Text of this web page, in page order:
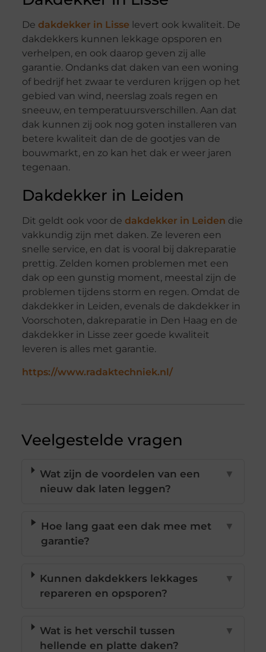
De dakdekker in Lisse levert ook kwaliteit. De
dakdekkers kunnen lekkage opsporen en
verhelpen, en ook daarop geven zij alle
garantie. Ondanks dat daken van een woning
of bedrijf het zwaar te verduren krijgen op het
gebied van wind, neerslag zoals regen en
sneeuw, en temperatuursverschillen. Aan dat
dak kunnen zij ook nog goten installeren van
betere kwaliteit dan de de gootjes van de
bouwmarkt, en zo kan het dak er weer jaren
tegenaan.
Dakdekker in Leiden
Dit geldt ook voor de dakdekker in Leiden die
vakkundig zijn met daken. Ze leveren een
snelle service, en dat is vooral bij dakreparatie
prettig. Zelden komen problemen met een
dak op een gunstig moment, meestal zijn de
problemen tijdens storm en regen. Omdat de
dakdekker in Leiden, evenals de dakdekker in
Voorschoten, dakreparatie in Den Haag en de
dakdekker in Lisse zeer goede kwaliteit
leveren is alles met garantie.
https://www.radaktechniek.nl/
Veelgestelde vragen
Wat zijn de voordelen van een
nieuw dak laten leggen?
▼
Hoe lang gaat een dak mee met
garantie?
▼
Kunnen dakdekkers lekkages
repareren en opsporen?
▼
Wat is het verschil tussen
hellende en platte daken?
▼